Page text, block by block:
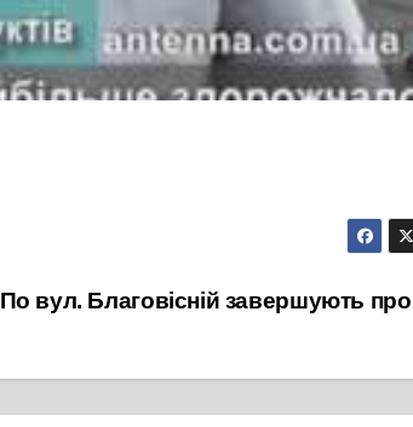
По вул. Благовісній завершують